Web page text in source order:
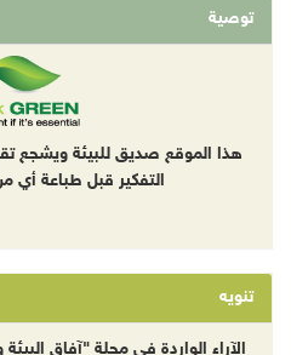
توصية
هذا الموقع صديق للبيئة ويشجع
التفكير قبل طباعة أي
تنويه
الآراء الواردة في مجلة "آفاق